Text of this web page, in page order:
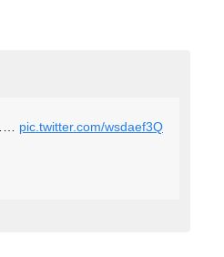
pic.twitter.com/wsdaef3Q